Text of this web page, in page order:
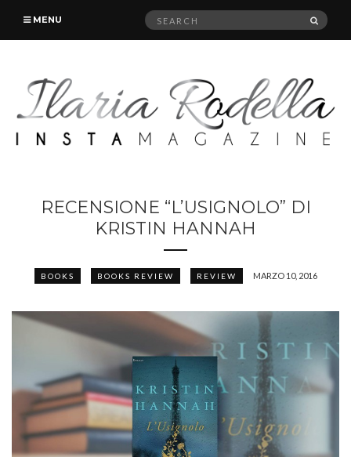
MENU
Search
RECENSIONE “L’USIGNOLO” DI
KRISTIN HANNAH
BOOKS BOOKS REVIEW REVIEW MARZO 10, 2016